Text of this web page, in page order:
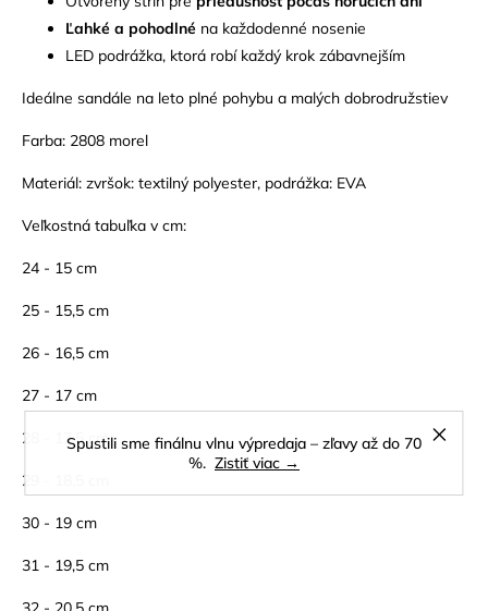
Spustili sme finálnu vlnu výpredaja – zľavy až do 70
%. Zistiť viac →
Ľahké a pohodlné na každodenné nosenie
LED podrážka, ktorá robí každý krok zábavnejším
Ideálne sandále na leto plné pohybu a malých dobrodružstiev
Farba: 2808 morel
Materiál: zvršok: textilný polyester, podrážka: EVA
Veľkostná tabuľka v cm:
24 - 15 cm
25 - 15,5 cm
26 - 16,5 cm
27 - 17 cm
28 - 17,5 cm
29 - 18,5 cm
30 - 19 cm
31 - 19,5 cm